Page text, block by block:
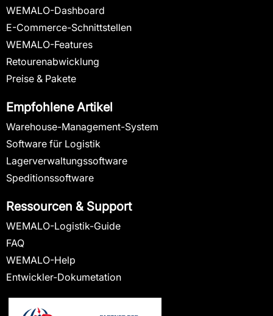
WEMALO-Dashboard
E-Commerce-Schnittstellen
WEMALO-Features
Retourenabwicklung
Preise & Pakete
Empfohlene Artikel
Warehouse-Management-System
Software für Logistik
Lagerverwaltungssoftware
Speditionssoftware
Ressourcen & Support
WEMALO-Logistik-Guide
FAQ
WEMALO-Help
Entwickler-Dokumetation